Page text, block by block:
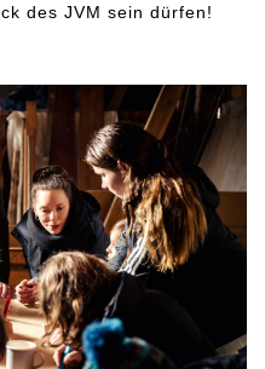
des JVM sein dürfen!